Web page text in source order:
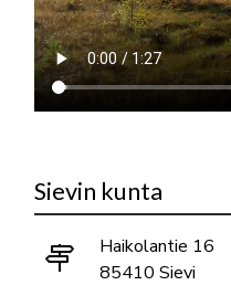
Sievin kunta
Haikolantie 16
85410 Sievi